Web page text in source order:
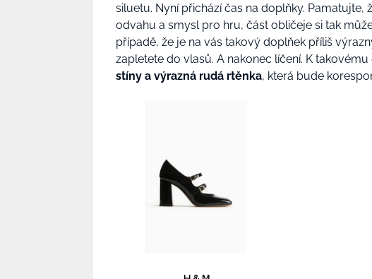
siluetu. Nyní přichází čas na doplňky.
odvahu a smysl pro hru, část obličeje si tak
případě, že je na vás takový doplňek příliš
zapletete do vlasů. A nakonec líčení. K
stíny a výrazná rudá rtěnka, která bude